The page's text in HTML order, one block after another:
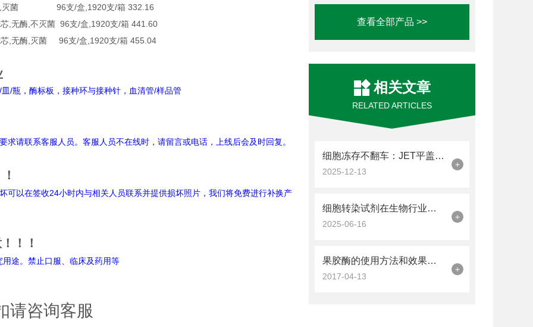
查看全部产品 >>
相关文章
RELATED ARTICLES
细胞冻存不翻车：JET平盖冻存管的加液量与密封操作技巧
2025-12-13
+
细胞转染试剂在生物行业中的应用
2025-06-16
+
果胶酶的使用方法和效果是什么
2017-04-13
+
酶,灭菌 96支/盒,1920支/箱 332.16
,无酶,不灭菌 96支/盒,1920支/箱 441.60
芯,无酶,灭菌 96支/盒,1920支/箱 455.04
/瓶，酶标板，接种环与接种针，血清管/样品管
请联系客服人员。客服人员不在线时，请留言或电话，上线后会及时回复。
可以在签收24小时内与相关人员联系并提供损坏照片，我们将免费进行补换产
！！
口服、临床及药用等
请咨询客服